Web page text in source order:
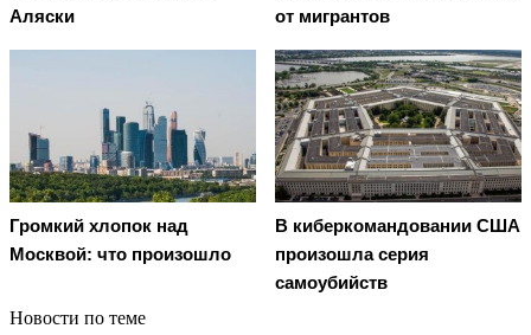
Аляски
от мигрантов
Громкий хлопок над
Москвой: что произошло
В киберкомандовании США
произошла серия
самоубийств
Новости по теме